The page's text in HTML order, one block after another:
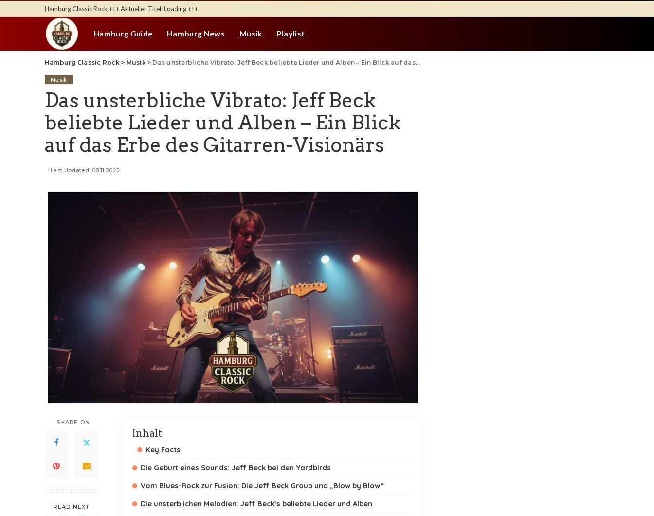
Hamburg Classic Rock +++ Aktueller Titel:Loading+++
Hamburg Guide Hamburg News Musik Playlist
Hamburg Classic Rock> Musik> Das unsterbliche Vibrato: Jeff Beck beliebte Lieder und Alben – Ein Blick auf das Erbe des Gitarren-Visionärs
Musik
Das unsterbliche Vibrato: Jeff Beck
beliebte Lieder und Alben – Ein Blick
auf das Erbe des Gitarren-Visionärs
Posted
Last Updated: 08.11.2025
SHARE ON
READ NEXT
Inhalt
Key Facts
Die Geburt eines Sounds: Jeff Beck bei den Yardbirds
Vom Blues-Rock zur Fusion: Die Jeff Beck Group und „Blow by Blow“
Die unsterblichen Melodien: Jeff Beck’s beliebte Lieder und Alben